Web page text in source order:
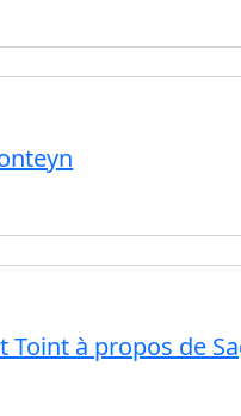
Toint à propos de